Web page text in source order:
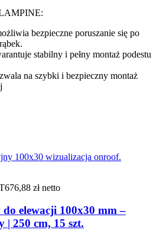
bezpieczne poruszanie się po
stabilny i pełny montaż podestu
na szybki i bezpieczny montaż
676,88 zł netto
elewacji 100x30 mm –
250 cm, 15 szt.